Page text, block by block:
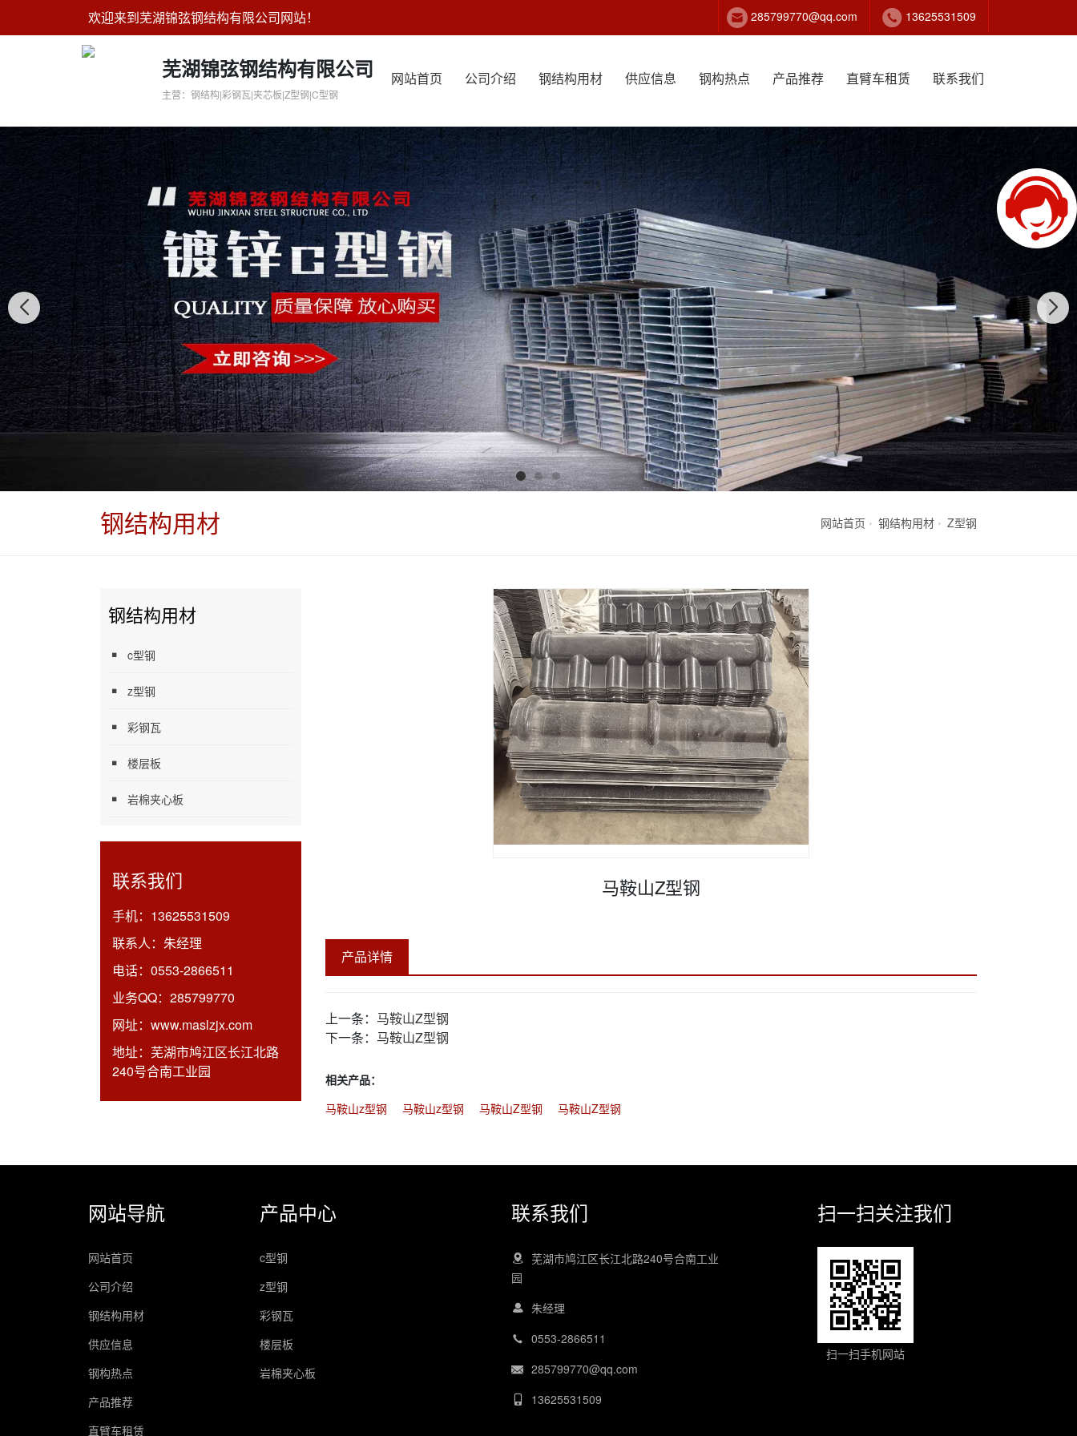
欢迎来到芜湖锦弦钢结构有限公司网站！ 285799770@qq.com 13625531509
芜湖锦弦钢结构有限公司
主营：钢结构|彩钢瓦|夹芯板|Z型钢|C型钢
网站首页 公司介绍 钢结构用材 供应信息 钢构热点 产品推荐 直臂车租赁 联系我们
钢结构用材 网站首页 钢结构用材 Z型钢
钢结构用材
c型钢
z型钢
彩钢瓦
楼层板
岩棉夹心板
联系我们
手机： 13625531509
联系人： 朱经理
电话： 0553-2866511
业务QQ： 285799770
网址： www.maslzjx.com
地址： 芜湖市鸠江区长江北路
240号合南工业园
马鞍山Z型钢
产品详情
上一条： 马鞍山Z型钢
下一条： 马鞍山Z型钢
相关产品：
马鞍山z型钢
马鞍山z型钢 马鞍山Z型钢 马鞍山Z型钢
网站导航
网站首页
公司介绍
钢结构用材
供应信息
钢构热点
产品推荐
直臂车租赁
产品中心
c型钢
z型钢
彩钢瓦
楼层板
岩棉夹心板
联系我们
芜湖市鸠江区长江北路240号合南工业
园
朱经理
0553-2866511
285799770@qq.com
13625531509
扫一扫关注我们
扫一扫手机网站